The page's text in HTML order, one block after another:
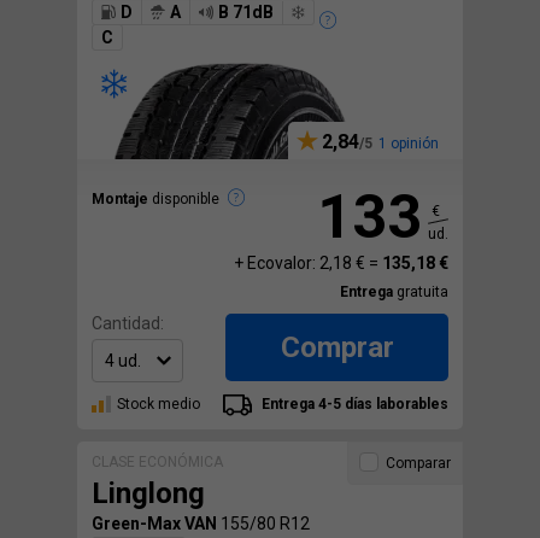
D
A
B 71dB
C
2,84 1 opinión
Montaje disponible 133
€
ud.
+ Ecovalor: 2,18 € = 135,18 €
Entrega gratuita
Cantidad:
Comprar
Stock medio Entrega 4-5 días laborables
CLASE ECONÓMICA
Linglong
Green-Max VAN 155/80 R12
Comparar